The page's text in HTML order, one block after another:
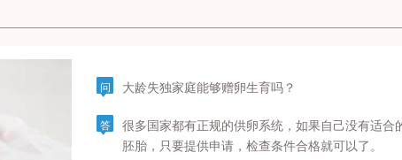
问 大龄失独家庭能够赠卵生育吗？
答
很多国家都有正规的供卵系统，如果自己没有适
胚胎，只要提供申请，检查条件合格就可以了。